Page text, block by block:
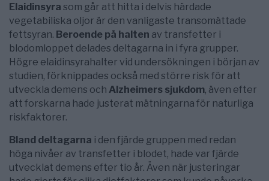
Elaidinsyra som går att hitta i delvis härdade
vegetabiliska oljor är den vanligaste transomättade
fettsyran. Beroende på halten av transfetter i
blodomloppet delades deltagarna in i fyra grupper.
Högre elaidinsyrahalter vid undersökningen i början av
studien, förknippades också med större risk för att
utveckla demens och Alzheimers sjukdom, även efter
att forskarna hade justerat mätningarna för naturliga
riskfaktorer.
Bland deltagarna i den fjärde gruppen med redan
höga nivåer av transfetter i blodet, hade var fjärde
utvecklat demens efter tio år. Även när justeringar